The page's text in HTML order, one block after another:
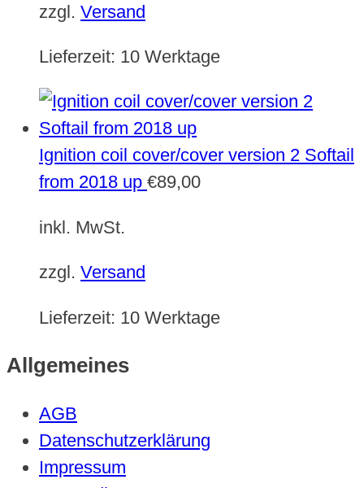
zzgl. Versand
Lieferzeit: 10 Werktage
Ignition coil cover/cover version 2 Softail
from 2018 up €89,00
inkl. MwSt.
zzgl. Versand
Lieferzeit: 10 Werktage
Allgemeines
AGB
Datenschutzerklärung
Impressum